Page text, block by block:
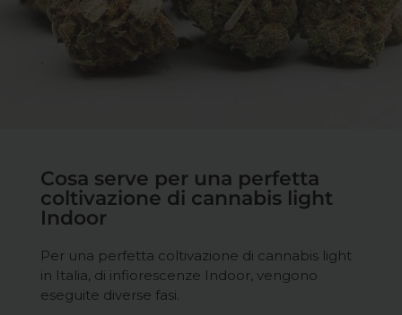
Cosa serve per una perfetta
coltivazione di cannabis light
Indoor
Per una perfetta coltivazione di cannabis light
in Italia, di infiorescenze Indoor, vengono
eseguite diverse fasi.